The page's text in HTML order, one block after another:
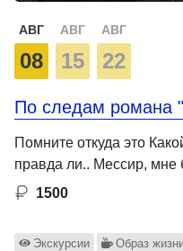
АВГ
08
АВГ
15
АВГ
22
По следам романа
Помните откуда это
правда ли.. Мессир,
1500
Экскурсии Образ